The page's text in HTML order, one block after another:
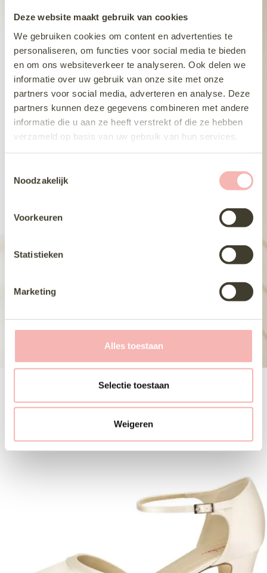
Deze website maakt gebruik van cookies
We gebruiken cookies om content en advertenties te
personaliseren, om functies voor social media te bieden
en om ons websiteverkeer te analyseren. Ook delen we
informatie over uw gebruik van onze site met onze
partners voor social media, adverteren en analyse. Deze
partners kunnen deze gegevens combineren met andere
informatie die u aan ze heeft verstrekt of die ze hebben
verzameld op basis van uw gebruik van hun services.
Noodzakelijk
Voorkeuren
Statistieken
Marketing
Alles toestaan
Selectie toestaan
Weigeren